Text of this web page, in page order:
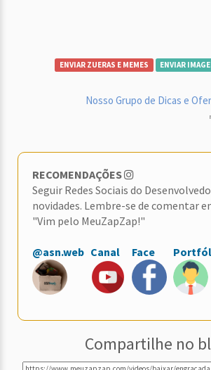
ENVIAR ZUERAS E MEMES ENVIAR
Nosso Grupo de Dicas e
RECOMENDAÇÕES
Seguir Redes Sociais do
novidades. Lembre-se de comentar
"Vim pelo MeuZapZap!"
@asn.web Canal Face
Compartilhe no